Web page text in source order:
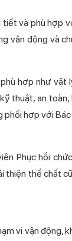
tiết và phù hợp
vận động và
hợp như vật
thuật, an toàn,
hợp với Bác
Phục hồi
thiện thể chất
vi vận động,